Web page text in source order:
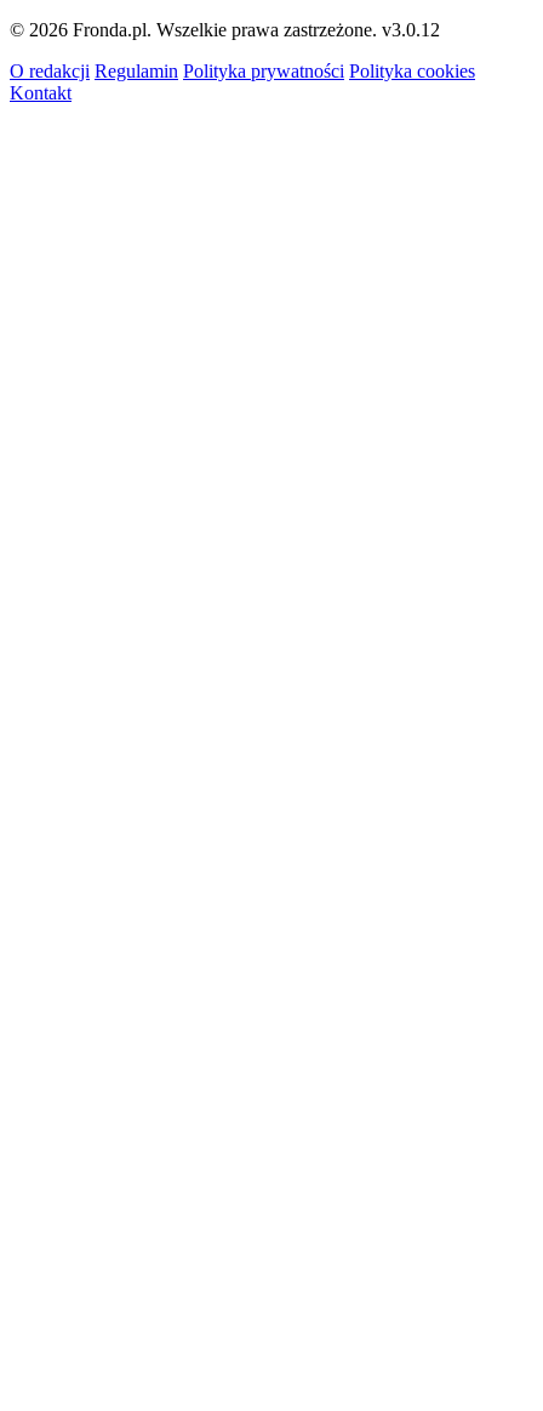
© 2026 Fronda.pl. Wszelkie prawa zastrzeżone. v3.0.12
O redakcji Regulamin Polityka prywatności Polityka cookies
Kontakt